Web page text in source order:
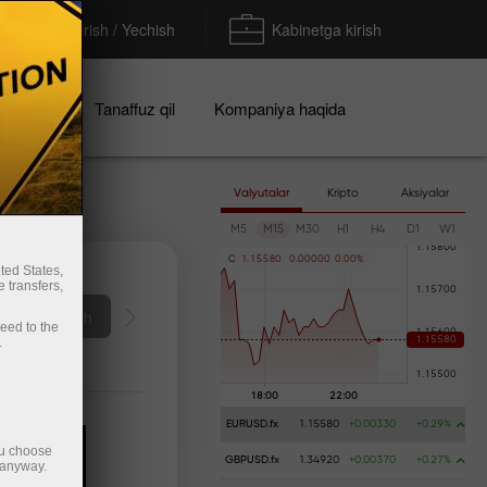
To'ldirish / Yechish Kabinetga kirish
Tanaffuz qil Kompaniya haqida
Valyutalar Kripto Aksiyalar
M5 M15 M30 H1 H4 D1 W1
C 1 . 1 5580 0 .00000 0 .00%
EURUSD.fx 1.15580 +0.00330 +0.29%
GBPUSD.fx 1.34920 +0.00370 +0.27%
States,
transfers,
to the
choose